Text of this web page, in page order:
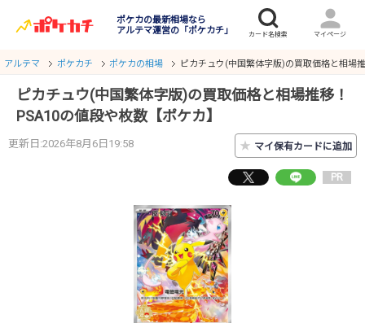
ポケカの最新相場なら
アルテマ運営の「ポケカチ」
アルテマ ポケカチ ポケカの相場 ピカチュウ(中国繁体字版)の買取価格と相場
ピカチュウ(中国繁体字版)の買取価格と相場推移！
PSA10の値段や枚数【ポケカ】
更新日:2026年8月6日19:58 ★ マイ保有カードに追加
PR